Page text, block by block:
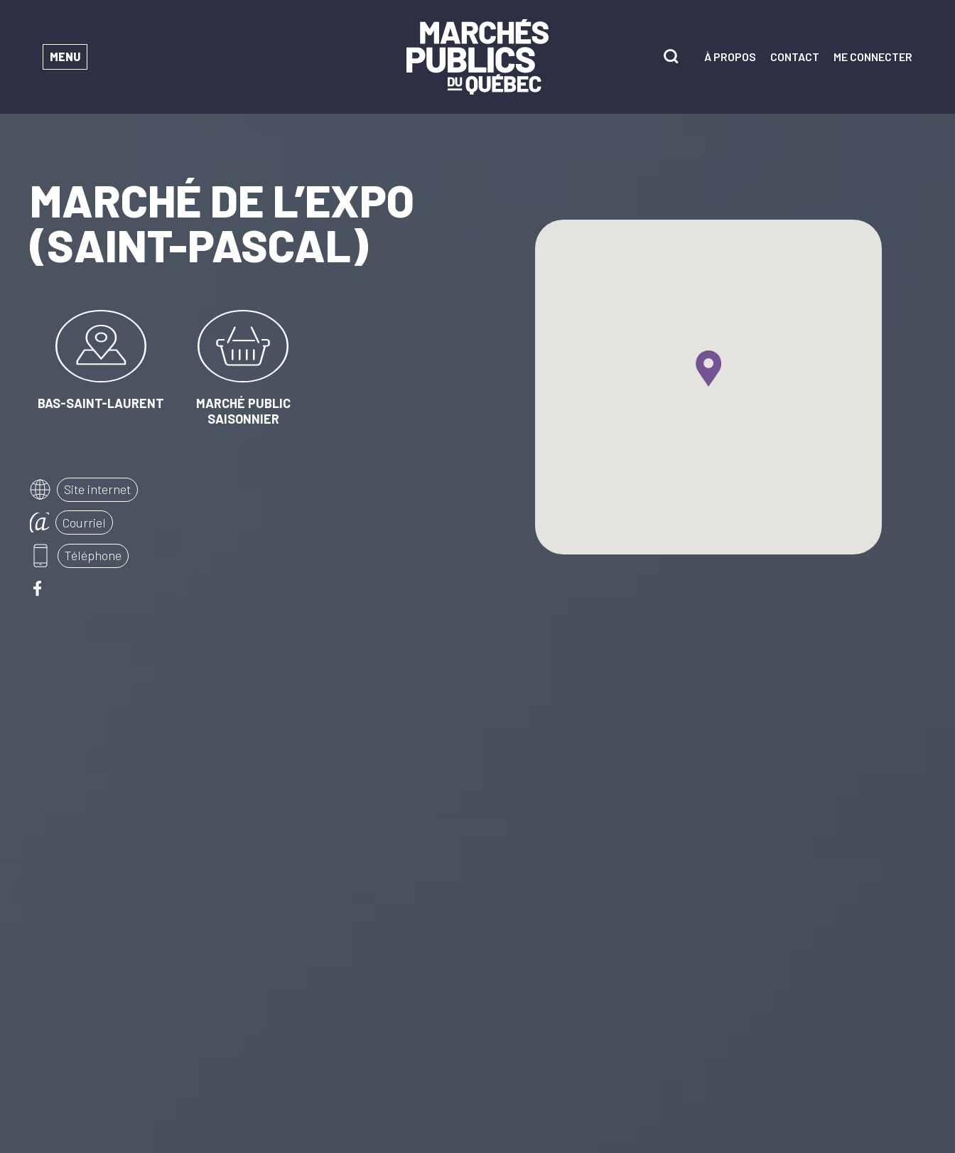
MENU À PROPOS CONTACT ME CONNECTER
MARCHÉ DE L’EXPO
(SAINT-PASCAL)
BAS-SAINT-LAURENT
MARCHÉ PUBLIC
SAISONNIER
Site internet
Courriel
Téléphone